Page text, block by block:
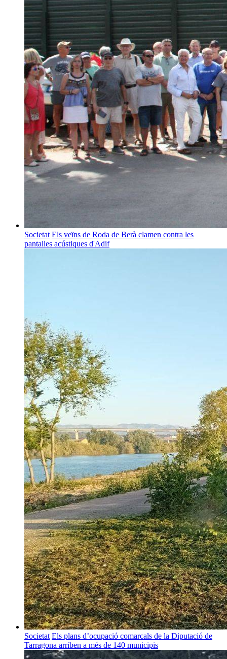
Societat Els veïns de Roda de Berà clamen contra les
pantalles acústiques d'Adif
Societat Els plans d’ocupació comarcals de la Diputació de
Tarragona arriben a més de 140 municipis